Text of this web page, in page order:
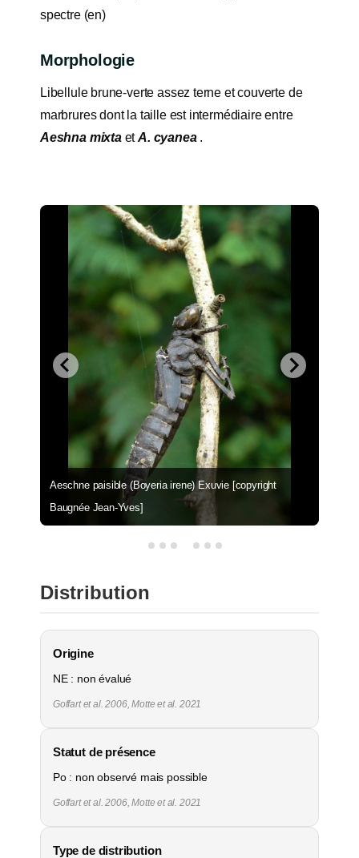
spectre (en)
Morphologie
Libellule brune-verte assez terne et couverte de
marbrures dont la taille est intermédiaire entre
Aeshna mixtaetA. cyanea.
Aeschne paisible (Boyeria irene) Exuvie [copyright
Baugnée Jean-Yves]
Distribution
Origine
NE : non évalué
Goffart et al. 2006, Motte et al. 2021
Statut de présence
Po : non observé mais possible
Goffart et al. 2006, Motte et al. 2021
Type de distribution